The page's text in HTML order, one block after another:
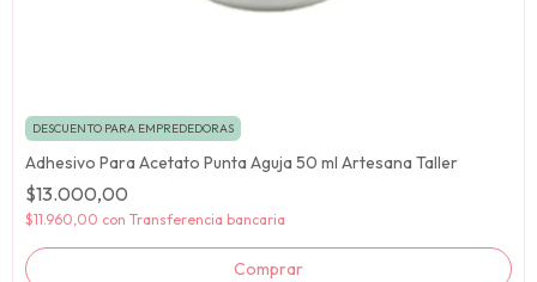
DESCUENTO PARA EMPREDEDORAS
Adhesivo Para Acetato Punta Aguja 50 ml Artesana Taller
$13.000,00
$11.960,00 con Transferencia bancaria